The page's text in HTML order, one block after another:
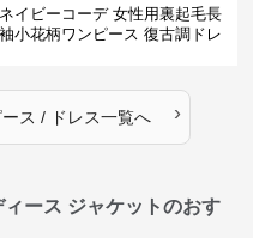
ネイビーコーデ 女性用裏起毛長
袖小花柄ワンピース 復古調ドレ
ス / ドレス一覧へ ›
ース ジャケットのおす